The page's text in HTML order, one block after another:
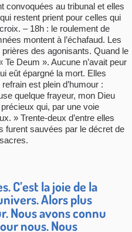
convoquées au tribunal et elles
restent prient pour celles qui
– 18h : le roulement de
montent à l’échafaud. Les
des agonisants. Quand le
Deum ». Aucune n’avait peur
eût épargné la mort. Elles
est plein d’humour :
quelque frayeur, mon Dieu
qui, par une voie
» Trente-deux d’entre elles
furent sauvées par le décret de
C’est la joie de la
Alors plus
Nous avons connu
nous. Nous